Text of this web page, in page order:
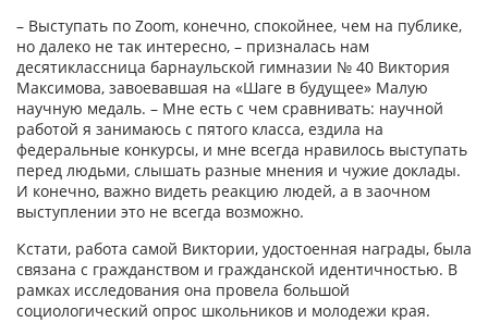
– Выступать по Zoom, конечно, спокойнее, чем на публике,
но далеко не так интересно, – призналась нам
десятиклассница барнаульской гимназии № 40 Виктория
Максимова, завоевавшая на «Шаге в будущее» Малую
научную медаль. – Мне есть с чем сравнивать: научной
работой я занимаюсь с пятого класса, ездила на
федеральные конкурсы, и мне всегда нравилось выступать
перед людьми, слышать разные мнения и чужие доклады.
И конечно, важно видеть реакцию людей, а в заочном
выступлении это не всегда возможно.
Кстати, работа самой Виктории, удостоенная награды, была
связана с гражданством и гражданской идентичностью. В
рамках исследования она провела большой
социологический опрос школьников и молодежи края.